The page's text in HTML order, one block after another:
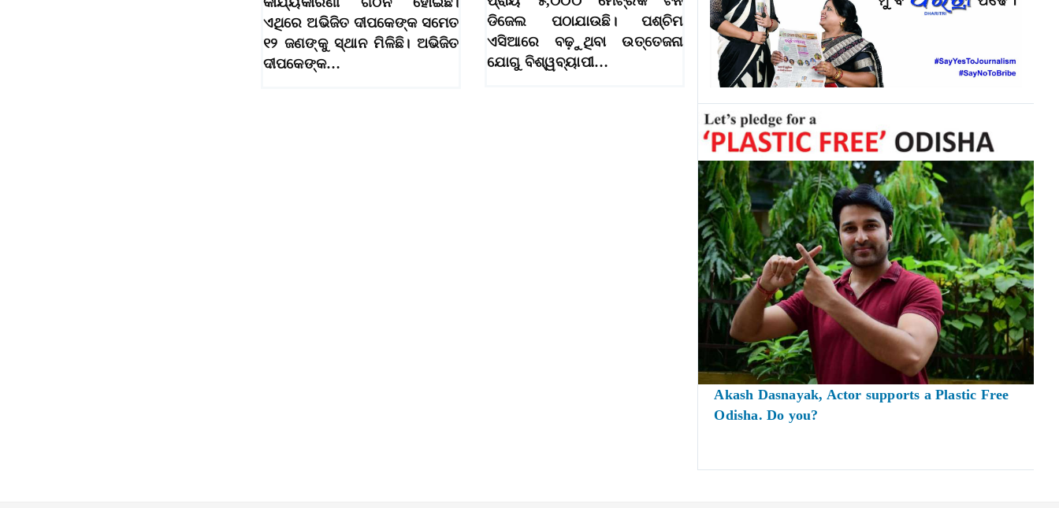
ଏଥିରେ ଅଭିଜିତ ଦୀପକେଙ୍କ ସମେତ
୧୨ ଜଣଙ୍କୁ ସ୍ଥାନ ମିଳିଛି। ଅଭିଜିତ
ଦୀପକେଙ୍କ…
ଡିଜେଲ ପଠାଯାଉଛି। ପଶ୍ଚିମ
ଏସିଆରେ ବଢ଼ୁଥିବା ଉତ୍ତେଜନା
ଯୋଗୁ ବିଶ୍ୱବ୍ୟାପୀ…
Akash Dasnayak, Actor supports a Plastic Free
Odisha. Do you?